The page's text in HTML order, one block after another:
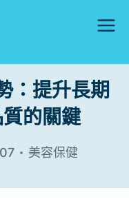
：提升長期
的關鍵
美容保健